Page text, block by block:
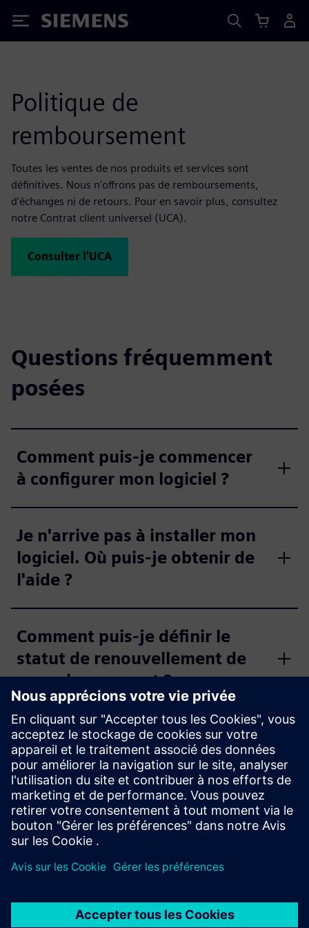
Siemens
Politique de
remboursement
Toutes les ventes de nos produits et services sont
définitives. Nous n'offrons pas de remboursements,
d'échanges ni de retours. Pour en savoir plus, consultez
notre Contrat client universel (UCA).
Consulter l'UCA
Questions fréquemment
posées
Comment puis-je commencer
à configurer mon logiciel ?
Je n'arrive pas à installer mon
logiciel. Où puis-je obtenir de
l'aide ?
Comment puis-je définir le
statut de renouvellement de
mon abonnement ?
Comment puis-je contacter
quelqu'un pour une question
concernant un
remboursement ?